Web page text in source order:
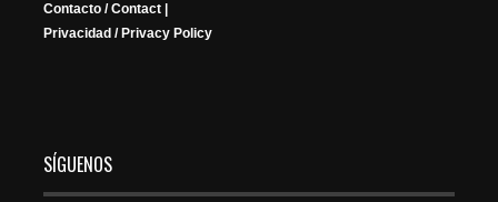
Contacto / Contact |
Privacidad / Privacy Policy
SÍGUENOS